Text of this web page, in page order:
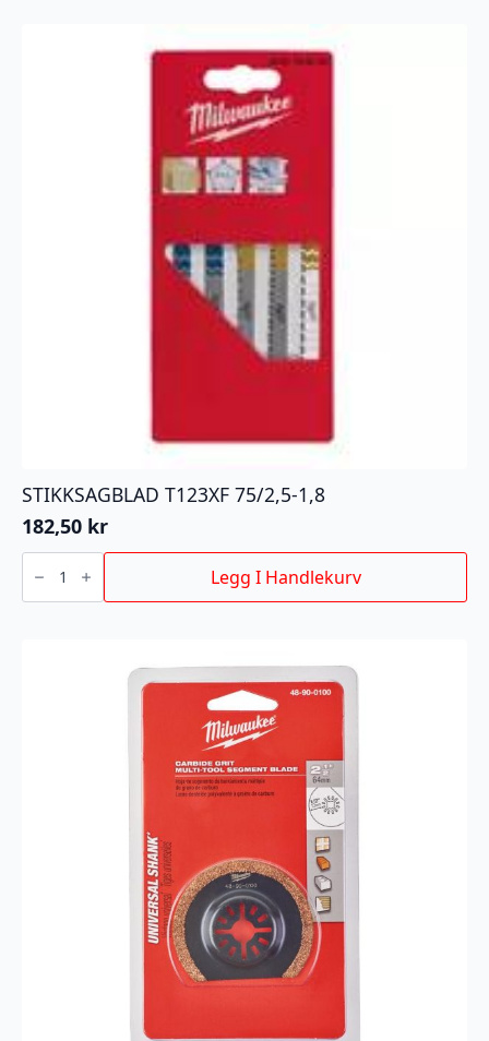
STIKKSAGBLAD T123XF 75/2,5-1,8
182,50 kr
STIKKSAGBLAD
T123XF
75/2,5-
1,8
Legg I Handlekurv